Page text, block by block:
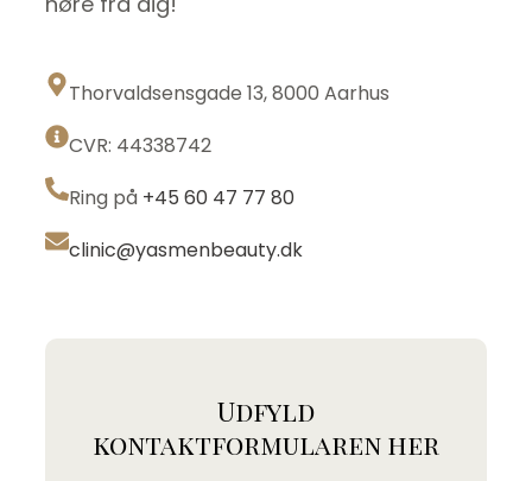
Thorvaldsensgade 13, 8000 Aarhus
CVR: 44338742
Ring på +45 60 47 77 80
clinic@yasmenbeauty.dk
Udfyld
kontaktformularen her